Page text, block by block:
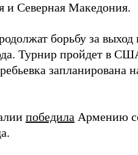
и Северная Македония.
борьбу за
Турнир пройдет в
запланирована
победила Армению